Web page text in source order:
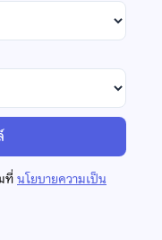
ที่นโยบายความเป็น